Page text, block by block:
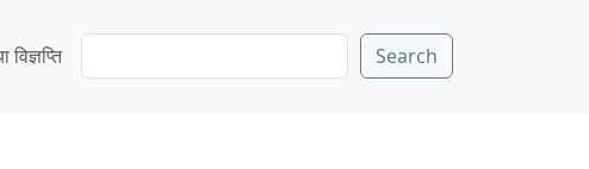
विज्ञप्ति
e
Search